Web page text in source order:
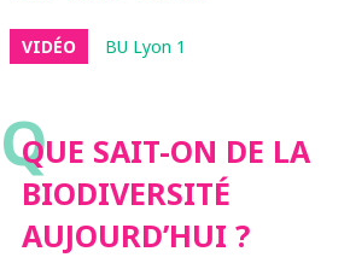
VIDÉO BU Lyon 1
Q
QUE SAIT-ON DE LA
BIODIVERSITÉ
AUJOURD’HUI ?